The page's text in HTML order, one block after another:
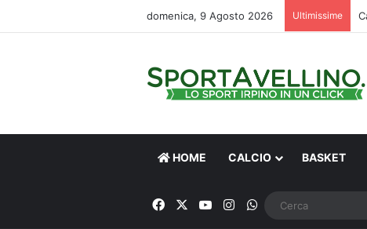
domenica, 9 Agosto 2026 Ultimissime
HOME CALCIO BASKET
FacebookYou TubeInstagram
WhatsApp